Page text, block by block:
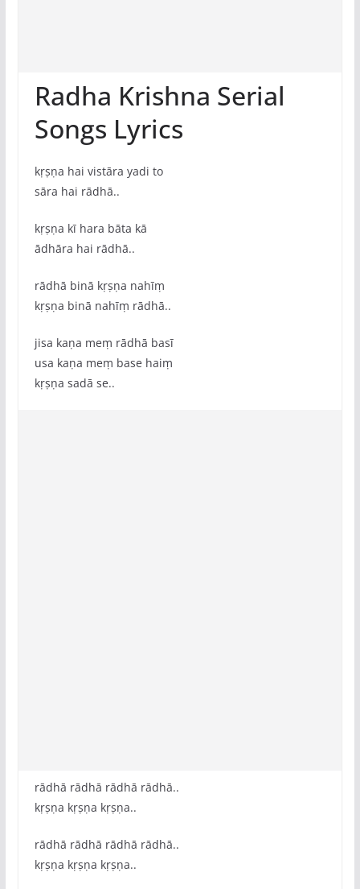
Radha Krishna Serial
Songs Lyrics
kṛṣṇa hai vistāra yadi to
sāra hai rādhā..
kṛṣṇa kī hara bāta kā
ādhāra hai rādhā..
rādhā binā kṛṣṇa nahīṃ
kṛṣṇa binā nahīṃ rādhā..
jisa kaṇa meṃ rādhā basī
usa kaṇa meṃ base haiṃ
kṛṣṇa sadā se..
rādhā rādhā rādhā rādhā..
kṛṣṇa kṛṣṇa kṛṣṇa..
rādhā rādhā rādhā rādhā..
kṛṣṇa kṛṣṇa kṛṣṇa..